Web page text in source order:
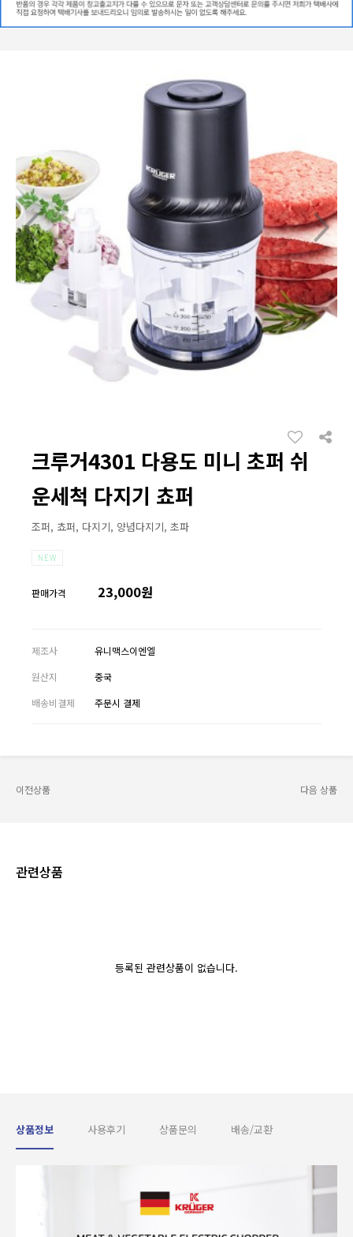
크루거4301 다용도 미니 초퍼 쉬
운세척 다지기 쵸퍼
조퍼, 쵸퍼, 다지기, 양념다지기, 초파
NEW
판매가격 23,000원
제조사
유니맥스이엔엘
원산지
중국
배송비결제
주문시 결제
이전상품 다음 상품
관련상품
등록된 관련상품이 없습니다.
상품정보 사용후기 상품문의 배송/교환